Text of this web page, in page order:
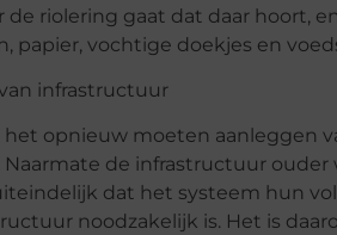
de riolering gaat dat daar hoort,
papier, vochtige doekjes en
infrastructuur
het opnieuw moeten aanleggen
Naarmate de infrastructuur
dat het systeem hun
noodzakelijk is. Het is